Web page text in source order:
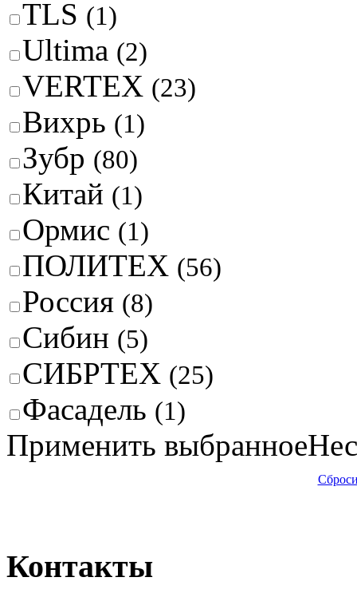
TLS (1)
Ultima (2)
VERTEX (23)
Вихрь (1)
Зубр (80)
Китай (1)
Ормис (1)
ПОЛИТЕХ (56)
Россия (8)
Сибин (5)
СИБРТЕХ (25)
Фасадель (1)
Применить выбранное
Контакты